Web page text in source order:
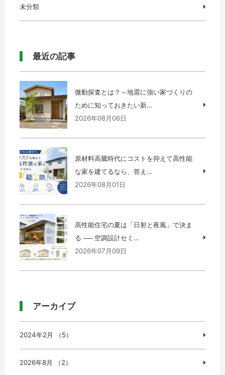
未分類
最近の記事
微動探査とは？～地震に強い家づくりの
ために知っておきたい新…
2026年08月06日
原材料高騰時代にコストを抑えて高性能
な家を建てるなら、答え…
2026年08月01日
高性能住宅の夏は「日射と夜風」で決ま
る ── 空調設計セミ…
2026年07月09日
アーカイブ
2024年2月 （5）
2026年8月 （2）